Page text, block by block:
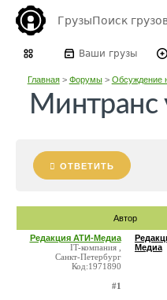
ГрузыПоиск
Ваши грузы
Главная> Форумы> Обсуждение
Минтранс
ОТВЕТИТЬ
Автор
Редакция АТИ-Медиа
IT-компания ,
Санкт-Петербург
Код:1971890
#1
Медиа